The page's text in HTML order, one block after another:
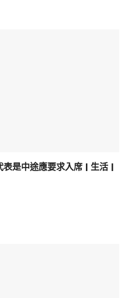
是中途應要求入席 | 生活 |